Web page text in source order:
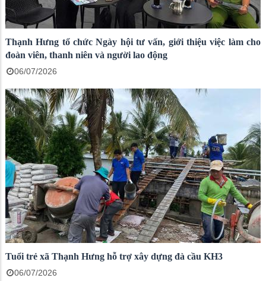
Thạnh Hưng tổ chức Ngày hội tư vấn, giới thiệu việc làm cho
đoàn viên, thanh niên và người lao động
06/07/2026
Tuổi trẻ xã Thạnh Hưng hỗ trợ xây dựng đà cầu KH3
06/07/2026